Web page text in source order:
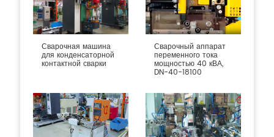
Сварочная машина
для конденсаторной
контактной сварки
Сварочный аппарат
переменного тока
мощностью 40 кВА,
DN-40-18100